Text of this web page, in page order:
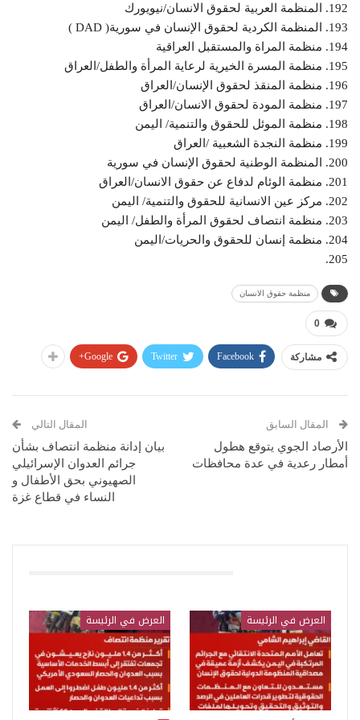
192. المنظمة العربية لحقوق الانسان/نيويورك
193. المنظمة الكردية لحقوق الإنسان في سورية( DAD )
194. منظمة المراة والمستقبل العراقية
195. منظمة المسرة الخيرية لرعاية المرأة والطفل/العراق
196. منظمة المنقذ لحقوق الإنسان/العراق
197. منظمة المودة لحقوق الانسان/العراق
198. منظمة الموئل للحقوق والتنمية/ اليمن
199. منظمة النجدة الشعبية /العراق
200. المنظمة الوطنية لحقوق الإنسان في سورية
201. منظمة الوئام لدفاع عن حقوق الانسان/العراق
202. مركز عين الانسانية للحقوق والتنمية/ اليمن
203. منظمة انتصاف لحقوق المرأة والطفل/ اليمن
204. منظمة إنسان للحقوق والحريات/اليمن
205.
منظمة حقوق الانسان
0
مشاركة Facebook
Twitter
Google+
المقال السابق
الأرصاد الجوي يتوقع هطول
أمطار رعدية في عدة محافظات
المقال التالي
بيان إدانة منظمة انتصاف بشأن
جرائم العدوان الإسرائيلي
الصهيوني بحق الأطفال و
النساء في قطاع غزة
العرض في الرئيسة العرض في الرئيسة